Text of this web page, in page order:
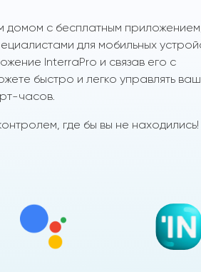
домом с бесплатным приложением,
для мобильных
InterraPro и связав его с
быстро и легко управлять
часов.
где бы вы не находились!